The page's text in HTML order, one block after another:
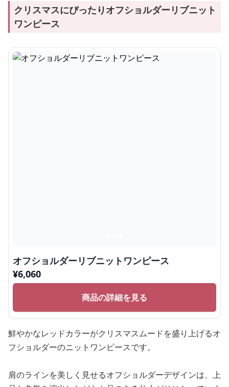
クリスマスにぴったりオフショルダーリブニット
ワンピース
オフショルダーリブニットワンピース
¥6,060
商品の詳細を見る
鮮やかなレッドカラーがクリスマスムードを盛り上げるオ
フショルダーのニットワンピースです。
肩のラインを美しく見せるオフショルダーデザインは、上